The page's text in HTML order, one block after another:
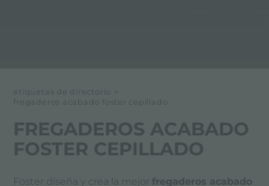
etiquetas de directorio
>
fregaderos acabado foster cepillado
FREGADEROS ACABADO
FOSTER CEPILLADO
Foster diseña y crea la mejorfregaderos acabado